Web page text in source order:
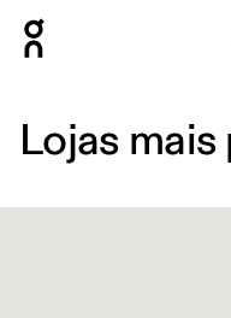
Lojas